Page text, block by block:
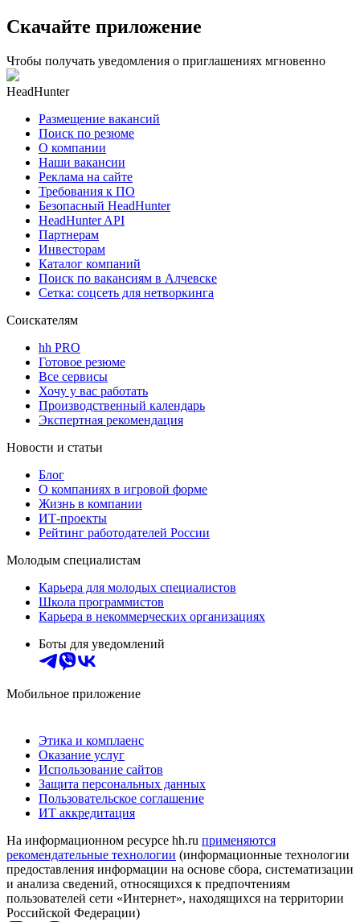
Скачайте приложение
Чтобы получать уведомления о приглашениях мгновенно
HeadHunter
Размещение вакансий
Поиск по резюме
О компании
Наши вакансии
Реклама на сайте
Требования к ПО
Безопасный HeadHunter
HeadHunter API
Партнерам
Инвесторам
Каталог компаний
Поиск по вакансиям в Алчевске
Сетка: соцсеть для нетворкинга
Соискателям
hh PRO
Готовое резюме
Все сервисы
Хочу у вас работать
Производственный календарь
Экспертная рекомендация
Новости и статьи
Блог
О компаниях в игровой форме
Жизнь в компании
ИТ-проекты
Рейтинг работодателей России
Молодым специалистам
Карьера для молодых специалистов
Школа программистов
Карьера в некоммерческих организациях
Боты для уведомлений
Мобильное приложение
Этика и комплаенс
Оказание услуг
Использование сайтов
Защита персональных данных
Пользовательское соглашение
ИТ аккредитация
На информационном ресурсе hh.ru применяются
рекомендательные технологии (информационные технологии
предоставления информации на основе сбора, систематизации
и анализа сведений, относящихся к предпочтениям
пользователей сети «Интернет», находящихся на территории
Российской Федерации)